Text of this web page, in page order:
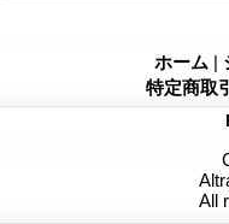
ホーム |
特定商取
All